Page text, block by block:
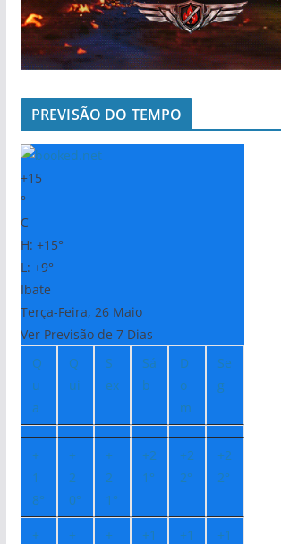
PREVISÃO DO TEMPO
+15
°
C
H: +15°
L: +9°
Ibate
Terça-Feira, 26 Maio
Ver Previsão de 7 Dias
Q
u
a
Q
ui
S
ex
Sá
b
D
o
m
Se
g
+
1
8°
+
2
0°
+
2
1°
+2
1°
+2
2°
+2
2°
+
+
+
+1
+1
+1